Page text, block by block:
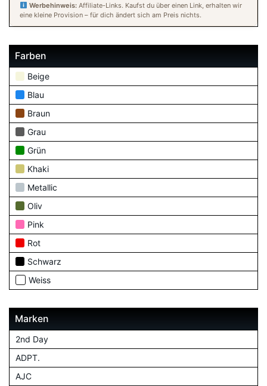
Werbehinweis:Affiliate-Links. Kaufst du über einen Link, erhalten wir
eine kleine Provision – für dich ändert sich am Preis nichts.
Farben
Beige
Blau
Braun
Grau
Grün
Khaki
Metallic
Oliv
Pink
Rot
Schwarz
Weiss
Marken
2nd Day
ADPT.
AJC